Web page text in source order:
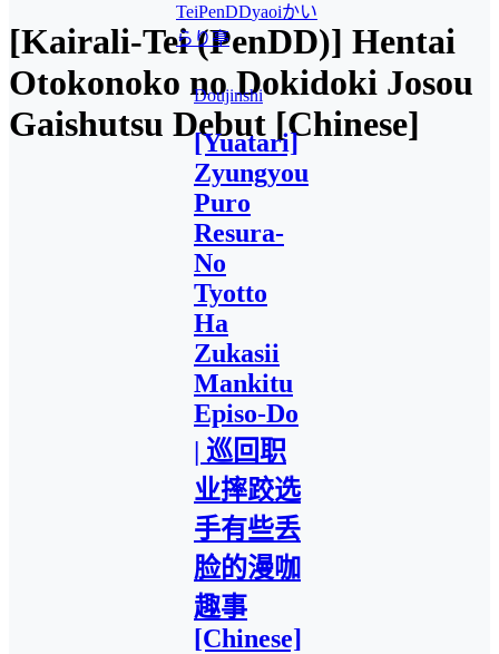
[Kairali-Tei (PenDD)] Hentai
Otokonoko no Dokidoki Josou
Gaishutsu Debut [Chinese]
TeiPenDDyaoiかい
らり亭
Doujinshi
[Yuatari]
Zyungyou
Puro
Resura-
No
Tyotto
Ha
Zukasii
Mankitu
Episo-Do
| 巡回职
业摔跤选
手有些丢
脸的漫咖
趣事
[Chinese]